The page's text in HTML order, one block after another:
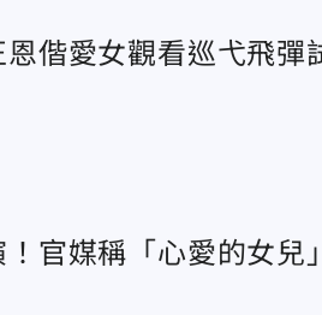
偕愛女觀看巡弋飛彈
官媒稱「心愛的女兒